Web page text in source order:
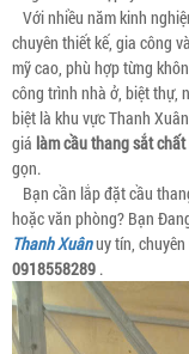
Với nhiều năm kinh
chuyên thiết kế, gia công
mỹ cao, phù hợp từng
công trình nhà ở, biệt thự,
biệt là khu vực Thanh
giá làm cầu thang sắt
gọn.
Bạn cần lắp đặt cầu
hoặc văn phòng? Bạn
Thanh Xuânuy tín,
0918558289 .